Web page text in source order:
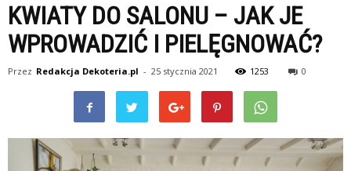
KWIATY DO SALONU – JAK JE
WPROWADZIĆ I PIELĘGNOWAĆ?
Przez Redakcja Dekoteria.pl - 25 stycznia 2021 1253 0